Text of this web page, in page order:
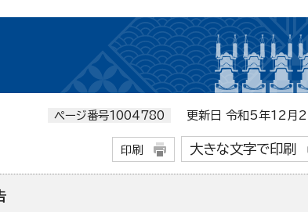
ページ番号1004780 更新日 令和5年12月
印刷 大きな文字で印刷